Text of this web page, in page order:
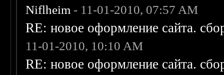
Niflheim - 11-01-2010, 07:57 AM
RE: новое оформление сайта.
11-01-2010, 10:10 AM
RE: новое оформление сайта.